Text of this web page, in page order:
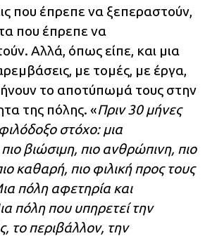
που έπρεπε να ξεπεραστούν,
που έπρεπε να
Αλλά, όπως είπε, και μια
με τομές, με έργα,
το αποτύπωμά τους στην
της πόλης. «Πριν 30 μήνες
στόχο: μια
βιώσιμη, πιο ανθρώπινη, πιο
καθαρή, πιο φιλική προς τους
πόλη αφετηρία και
πόλη που υπηρετεί την
το περιβάλλον, την